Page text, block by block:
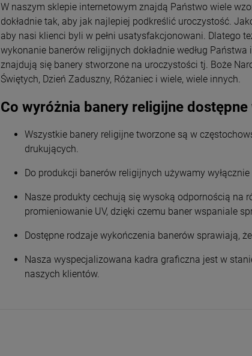
W naszym sklepie internetowym znajdą Państwo wiele
dokładnie tak, aby jak najlepiej podkreślić uroczystość.
aby nasi klienci byli w pełni usatysfakcjonowani. Dlatego
wykonanie banerów religijnych dokładnie według
znajdują się banery stworzone na uroczystości tj. Boże
Świętych, Dzień Zaduszny, Różaniec i wiele, wiele innych.
Co wyróżnia banery religijne
Wszystkie banery religijne tworzone są w
drukujących.
Do produkcji banerów religijnych używamy
Nasze produkty cechują się wysoką odpornością na
promieniowanie UV, dzięki czemu baner wspaniale
Dostępne rodzaje wykończenia banerów sprawiają,
Nasza wyspecjalizowana kadra graficzna jest w
naszych klientów.